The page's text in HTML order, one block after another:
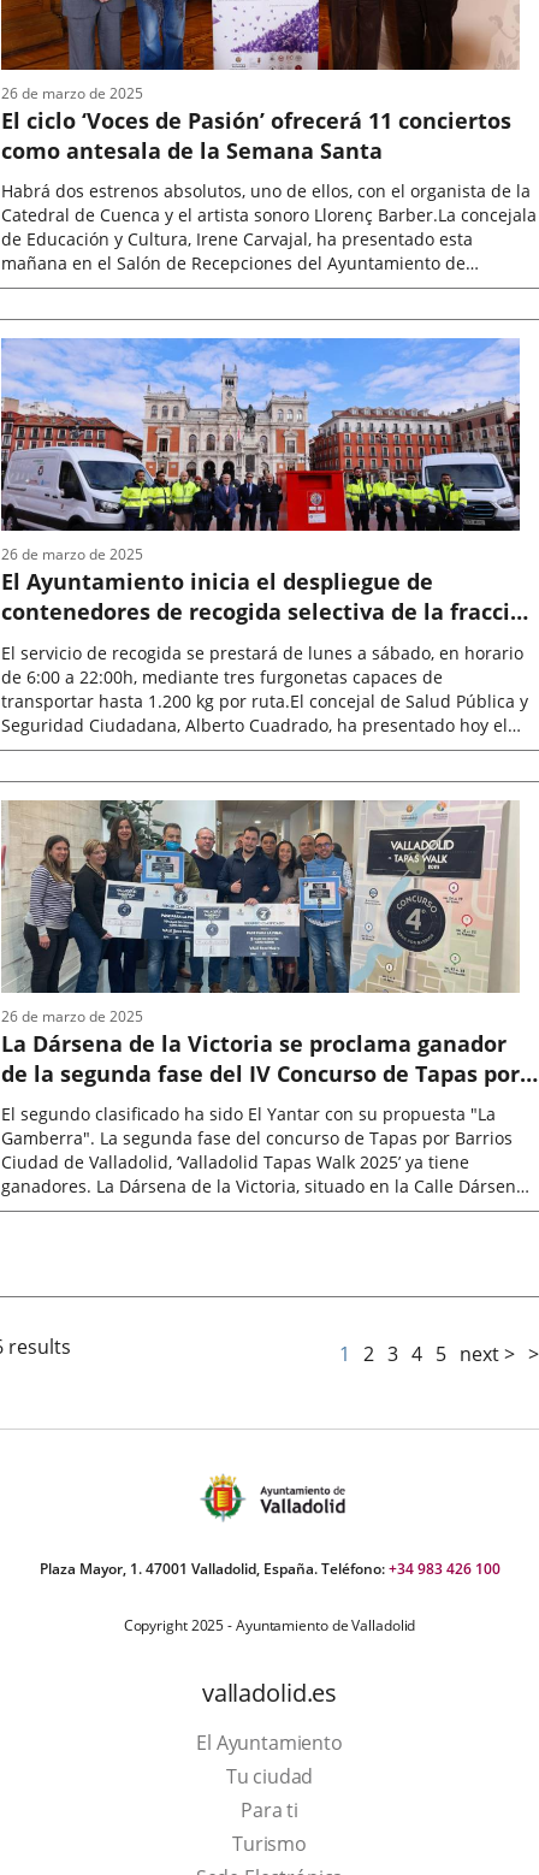
El ciclo ‘Voces de Pasión’ ofrecerá 11 conciertos
como antesala de la Semana Santa
Habrá dos estrenos absolutos, uno de ellos, con el organista de la
Catedral de Cuenca y el artista sonoro Llorenç Barber.La concejala
de Educación y Cultura, Irene Carvajal, ha presentado esta
mañana en el Salón de Recepciones del Ayuntamiento de
Valladolid...
de
la
noticia
26 de marzo de 2025
El Ayuntamiento inicia el despliegue de
contenedores de recogida selectiva de la fracción
textil en la ciudad de Valladolid
El servicio de recogida se prestará de lunes a sábado, en horario
de 6:00 a 22:00h, mediante tres furgonetas capaces de
transportar hasta 1.200 kg por ruta.El concejal de Salud Pública y
Seguridad Ciudadana, Alberto Cuadrado, ha presentado hoy el
nuevo servicio...
de
la
noticia
26 de marzo de 2025
La Dársena de la Victoria se proclama ganador
de la segunda fase del IV Concurso de Tapas por
Barrios Ciudad de Valladolid
El segundo clasificado ha sido El Yantar con su propuesta "La
Gamberra". La segunda fase del concurso de Tapas por Barrios
Ciudad de Valladolid, ‘Valladolid Tapas Walk 2025’ ya tiene
ganadores. La Dársena de la Victoria, situado en la Calle Dársena
nº2, en...
26 de marzo de 2025
results 1 2 3 4 5 next >
Plaza Mayor, 1. 47001 Valladolid, España. Teléfono:+34 983 426 100
Copyright 2025 - Ayuntamiento de Valladolid
valladolid.es
El Ayuntamiento
Tu ciudad
Para ti
TurismoThis